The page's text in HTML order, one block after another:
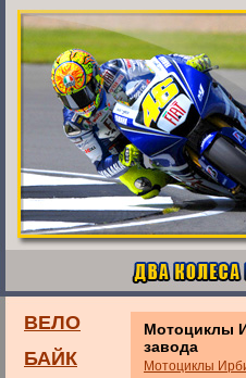
ВЕЛО
БАЙК
Мотоциклы
завода
Мотоциклы